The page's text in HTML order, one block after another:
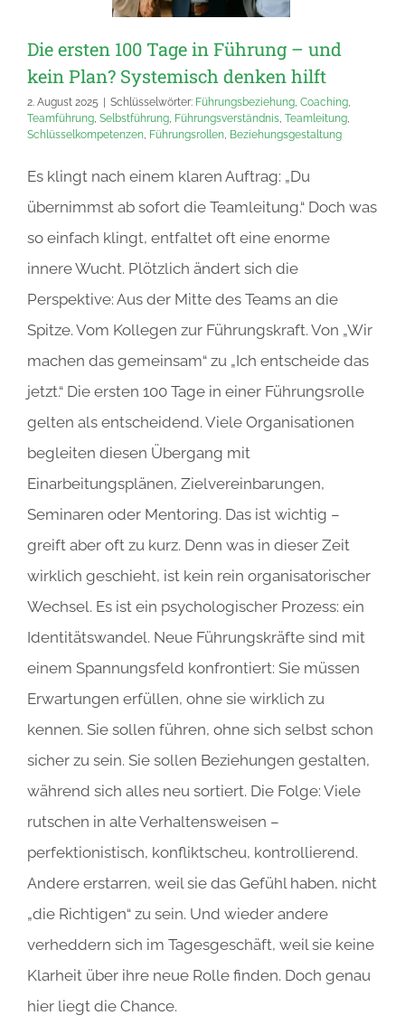
Die ersten 100 Tage in Führung – und
kein Plan? Systemisch denken hilft
2. August 2025 Schlüsselwörter: Führungsbeziehung, Coaching,
Teamführung, Selbstführung, Führungsverständnis, Teamleitung,
Schlüsselkompetenzen, Führungsrollen, Beziehungsgestaltung
Es klingt nach einem klaren Auftrag: „Du
übernimmst ab sofort die Teamleitung.“ Doch was
so einfach klingt, entfaltet oft eine enorme
innere Wucht. Plötzlich ändert sich die
Perspektive: Aus der Mitte des Teams an die
Spitze. Vom Kollegen zur Führungskraft. Von „Wir
machen das gemeinsam“ zu „Ich entscheide das
jetzt.“ Die ersten 100 Tage in einer Führungsrolle
gelten als entscheidend. Viele Organisationen
begleiten diesen Übergang mit
Einarbeitungsplänen, Zielvereinbarungen,
Seminaren oder Mentoring. Das ist wichtig –
greift aber oft zu kurz. Denn was in dieser Zeit
wirklich geschieht, ist kein rein organisatorischer
Wechsel. Es ist ein psychologischer Prozess: ein
Identitätswandel. Neue Führungskräfte sind mit
einem Spannungsfeld konfrontiert: Sie müssen
Erwartungen erfüllen, ohne sie wirklich zu
kennen. Sie sollen führen, ohne sich selbst schon
sicher zu sein. Sie sollen Beziehungen gestalten,
während sich alles neu sortiert. Die Folge: Viele
rutschen in alte Verhaltensweisen –
perfektionistisch, konfliktscheu, kontrollierend.
Andere erstarren, weil sie das Gefühl haben, nicht
„die Richtigen“ zu sein. Und wieder andere
verheddern sich im Tagesgeschäft, weil sie keine
Klarheit über ihre neue Rolle finden. Doch genau
hier liegt die Chance.